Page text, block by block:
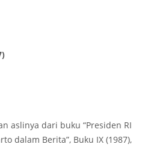
aslinya dari buku “Presiden RI
dalam Berita”, Buku IX (1987),